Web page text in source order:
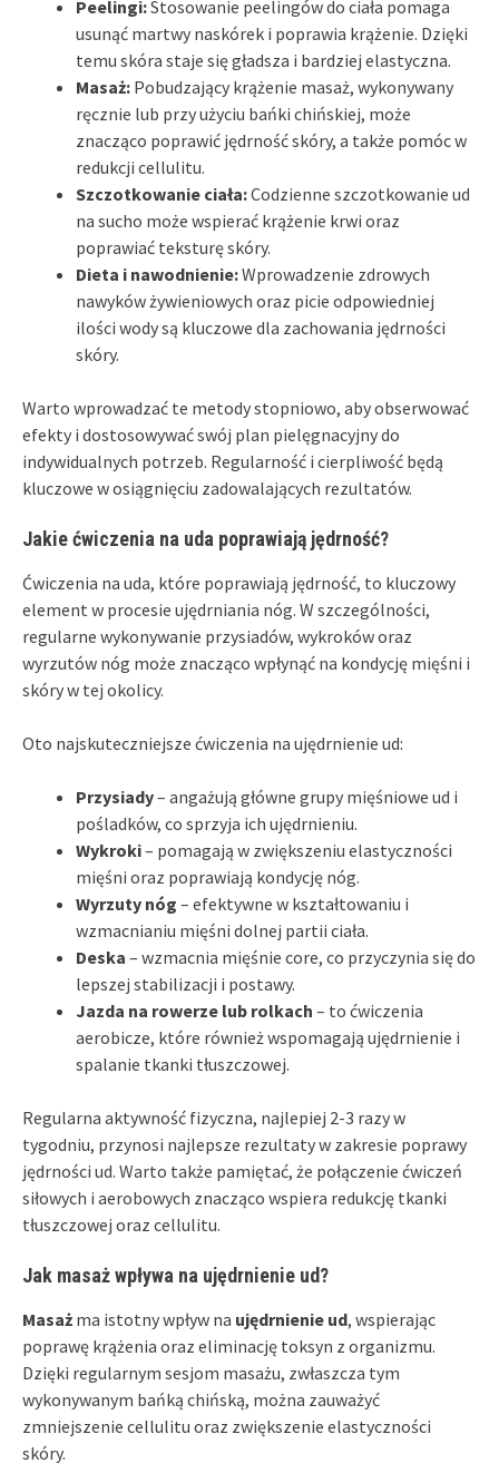
Peelingi:Stosowanie peelingów do ciała pomaga
usunąć martwy naskórek i poprawia krążenie. Dzięki
temu skóra staje się gładsza i bardziej elastyczna.
Masaż: Pobudzający krążenie masaż, wykonywany
ręcznie lub przy użyciu bańki chińskiej, może
znacząco poprawić jędrność skóry, a także pomóc w
redukcji cellulitu.
Szczotkowanie ciała:Codzienne szczotkowanie ud
na sucho może wspierać krążenie krwi oraz
poprawiać teksturę skóry.
Dieta i nawodnienie:Wprowadzenie zdrowych
nawyków żywieniowych oraz picie odpowiedniej
ilości wody są kluczowe dla zachowania jędrności
skóry.
Warto wprowadzać te metody stopniowo, aby obserwować
efekty i dostosowywać swój plan pielęgnacyjny do
indywidualnych potrzeb. Regularność i cierpliwość będą
kluczowe w osiągnięciu zadowalających rezultatów.
Jakie ćwiczenia na uda poprawiają jędrność?
Ćwiczenia na uda, które poprawiają jędrność, to kluczowy
element w procesie ujędrniania nóg. W szczególności,
regularne wykonywanie przysiadów, wykroków oraz
wyrzutów nóg może znacząco wpłynąć na kondycję mięśni i
skóry w tej okolicy.
Oto najskuteczniejsze ćwiczenia na ujędrnienie ud:
Przysiady– angażują główne grupy mięśniowe ud i
pośladków, co sprzyja ich ujędrnieniu.
Wykroki– pomagają w zwiększeniu elastyczności
mięśni oraz poprawiają kondycję nóg.
Wyrzuty nóg – efektywne w kształtowaniu i
wzmacnianiu mięśni dolnej partii ciała.
Deska – wzmacnia mięśnie core, co przyczynia się do
lepszej stabilizacji i postawy.
Jazda na rowerze lub rolkach – to ćwiczenia
aerobicze, które również wspomagają ujędrnienie i
spalanie tkanki tłuszczowej.
Regularna aktywność fizyczna, najlepiej 2-3 razy w
tygodniu, przynosi najlepsze rezultaty w zakresie poprawy
jędrności ud. Warto także pamiętać, że połączenie ćwiczeń
siłowych i aerobowych znacząco wspiera redukcję tkanki
tłuszczowej oraz cellulitu.
Jak masaż wpływa na ujędrnienie ud?
Masaż ma istotny wpływ na ujędrnienie ud, wspierając
poprawę krążenia oraz eliminację toksyn z organizmu.
Dzięki regularnym sesjom masażu, zwłaszcza tym
wykonywanym bańką chińską, można zauważyć
zmniejszenie cellulitu oraz zwiększenie elastyczności
skóry.